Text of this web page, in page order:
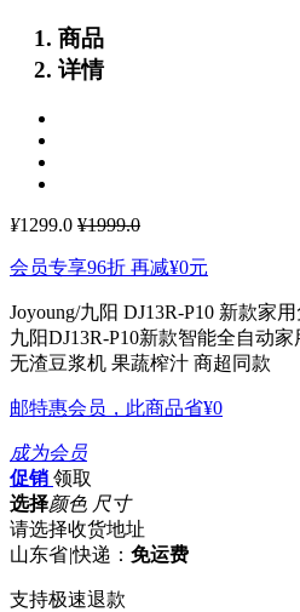
商品
详情
¥1299.0 ¥1999.0
会员专享96折 再减¥0元
Joyoung/九阳 DJ13R-P10 新款家
九阳DJ13R-P10新款智能全自动
无渣豆浆机 果蔬榨汁 商超同款
邮特惠会员，此商品省¥0
成为会员
促销 领取
选择颜色 尺寸
请选择收货地址
山东省|快递： 免运费
支持极速退款